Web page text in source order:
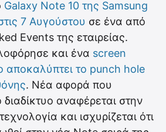
Galaxy Note 10 της Samsung
7 Αυγούστου σε ένα από
Events της εταιρείας.
και ένα screen
αποκαλύπτει το punch hole
. Νέα αφορά που
αναφέρεται στην
και ισχυρίζεται ότι